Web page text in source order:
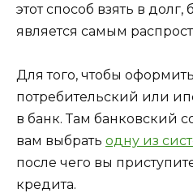
этот способ взять в
является самым
Для того, чтобы
потребительский или
в банк. Там банковский
вам выбрать одну из
после чего вы
кредита.